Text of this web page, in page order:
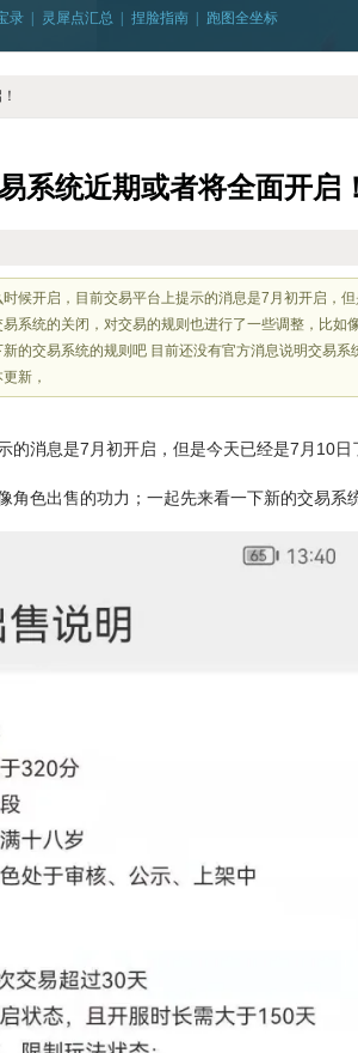
录 灵犀点汇总 捏脸指南 跑图全坐标
系统近期或者将全面开启！
候开启，目前交易平台上提示的消息是7月初开启，但
系统的关闭，对交易的规则也进行了一些调整，比如
的交易系统的规则吧 目前还没有官方消息说明交易系
新，
消息是7月初开启，但是今天已经是7月10日
角色出售的功力；一起先来看一下新的交易系